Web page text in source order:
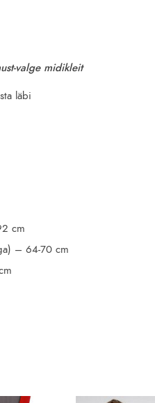
valge midikleit
läbi
cm
– 64-70 cm